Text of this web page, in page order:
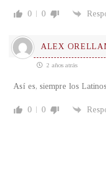
0 0
ALEX
2 años atrás
Así es, siempre los
0 0